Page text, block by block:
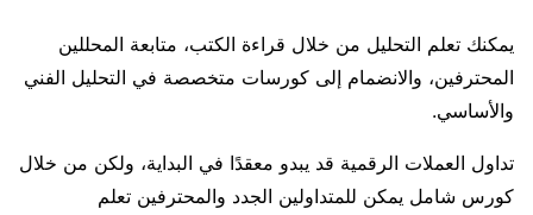
يمكنك تعلم التحليل من خلال قراءة الكتب، متابعة المحللين
المحترفين، والانضمام إلى كورسات متخصصة في التحليل الفني
والأساسي.
تداول العملات الرقمية قد يبدو معقدًا في البداية، ولكن من خلال
كورس شامل يمكن للمتداولين الجدد والمحترفين تعلم